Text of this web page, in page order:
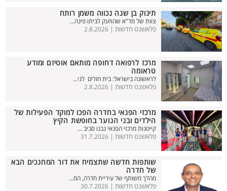
תינוק בן שנה נכווה משמן רותח
צוות של מד"א שהוזעק לביתו פינה...
פלאשנט חדשות | 2.8.2026
מרכז לרפואה דחופה מותאם אוטיזם ומודע
טראומה
לראשונה בישראל: בית חולים לני...
פלאשנט חדשות | 2.8.2026
מרכזי הפנאי בחדרה הפכו למוקד הפעילות של
הילדים ובני הנוער בחופשת הקיץ
קייטנות מרכזי הפנאי נבנו סביב ...
פלאשנט חדשות | 31.7.2026
שותפות חדשה שתצמיח את דור המחנכים הבא
של חדרה
מהלך משותף של עיריית חדרה, המ...
פלאשנט חדשות | 30.7.2026